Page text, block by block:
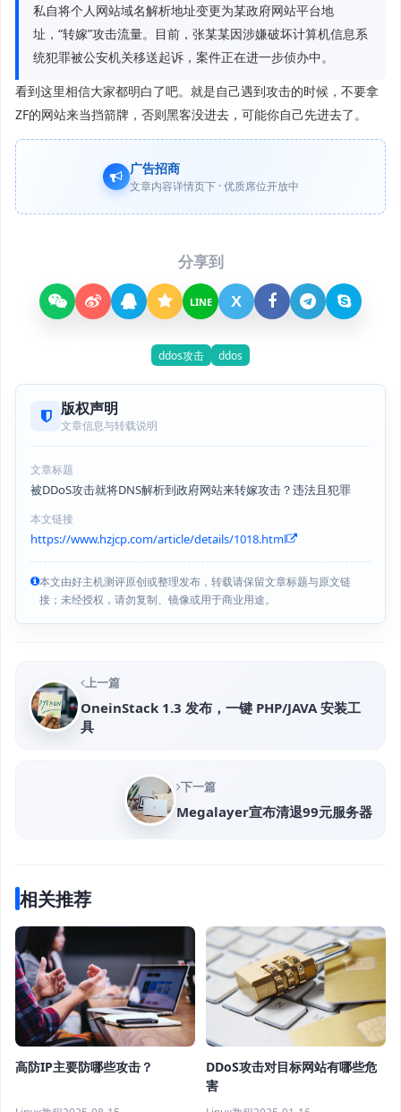
私自将个人网站域名解析地址变更为某政府网站平台地
址，“转嫁”攻击流量。目前，张某某因涉嫌破坏计算机信息系
统犯罪被公安机关移送起诉，案件正在进一步侦办中。
看到这里相信大家都明白了吧。就是自己遇到攻击的时候，不要拿
ZF的网站来当挡箭牌，否则黑客没进去，可能你自己先进去了。
广告招商
文章内容详情页下 · 优质席位开放中
分享到
LINE X
ddos攻击 ddos
版权声明
文章信息与转载说明
文章标题
被DDoS攻击就将DNS解析到政府网站来转嫁攻击？违法且犯罪
本文链接
https://www.hzjcp.com/article/details/1018.html
本文由好主机测评原创或整理发布，转载请保留文章标题与原文链
接；未经授权，请勿复制、镜像或用于商业用途。
上一篇
OneinStack 1.3 发布，一键 PHP/JAVA 安装工
具
下一篇
Megalayer宣布清退99元服务器
相关推荐
高防IP主要防哪些攻击？
DDoS攻击对目标网站有哪些危
害